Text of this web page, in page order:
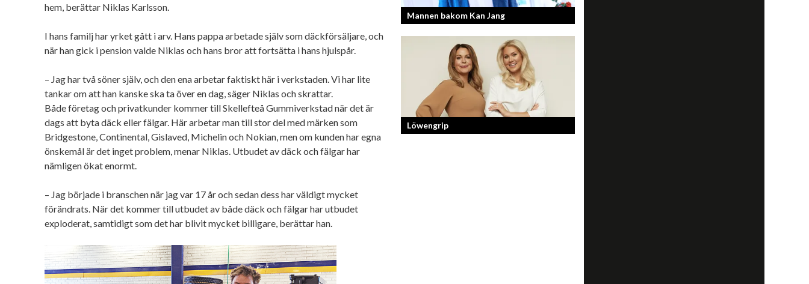
hem, berättar Niklas Karlsson.
I hans familj har yrket gått i arv. Hans pappa arbetade själv som däckförsäljare, och
när han gick i pension valde Niklas och hans bror att fortsätta i hans hjulspår.
– Jag har två söner själv, och den ena arbetar faktiskt här i verkstaden. Vi har lite
tankar om att han kanske ska ta över en dag, säger Niklas och skrattar.
Både företag och privatkunder kommer till Skellefteå Gummiverkstad när det är
dags att byta däck eller fälgar. Här arbetar man till stor del med märken som
Bridgestone, Continental, Gislaved, Michelin och Nokian, men om kunden har egna
önskemål är det inget problem, menar Niklas. Utbudet av däck och fälgar har
nämligen ökat enormt.
– Jag började i branschen när jag var 17 år och sedan dess har väldigt mycket
förändrats. När det kommer till utbudet av både däck och fälgar har utbudet
exploderat, samtidigt som det har blivit mycket billigare, berättar han.
Mannen bakom Kan Jang
Georg Wikman är grundaren bakom
hälsopreparaten Arctic Root, Kan Jang,
Chisan och nya Adapt-serien.
Löwengrip